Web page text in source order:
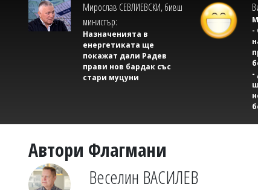
Мирослав СЕВЛИЕВСКИ, бивш
министър:
Назначенията в
енергетиката ще
покажат дали Радев
прави нов бардак със
стари муцуни
-
-
Автори Флагмани
Веселин ВАСИЛЕВ